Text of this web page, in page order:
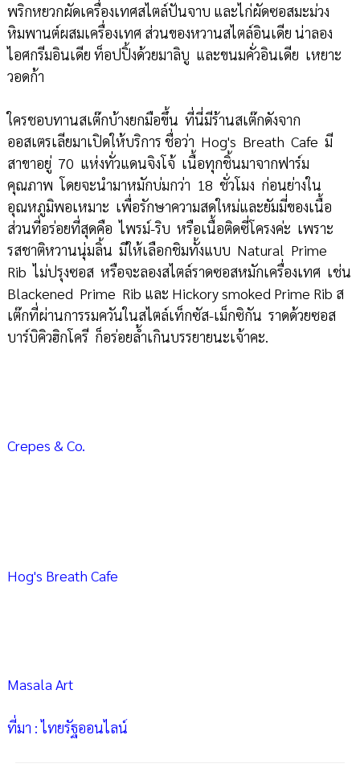
พริกหยวกผัดเครื่องเทศสไตล์ปันจาบ และไก่ผัดซอสมะม่วง
หิมพานต์ผสมเครื่องเทศ ส่วนของหวานสไตล์อินเดีย น่าลอง
ไอศกรีมอินเดีย ท็อปปิ้งด้วยมาลิบู และขนมคั่วอินเดีย เหยาะ
วอดก้า
ใครชอบทานสเต๊กบ้างยกมือขึ้น ที่นี่มีร้านสเต๊กดังจาก
ออสเตรเลียมาเปิดให้บริการ ชื่อว่า Hog's Breath Cafe มี
สาขาอยู่ 70 แห่งทั่วแดนจิงโจ้ เนื้อทุกชิ้นมาจากฟาร์ม
คุณภาพ โดยจะนำมาหมักบ่มกว่า 18 ชั่วโมง ก่อนย่างใน
อุณหภูมิพอเหมาะ เพื่อรักษาความสดใหม่และยัมมี่ของเนื้อ
ส่วนที่อร่อยที่สุดคือ ไพรม์-ริบ หรือเนื้อติดซี่โครงค่ะ เพราะ
รสชาติหวานนุ่มลิ้น มีให้เลือกชิมทั้งแบบ Natural Prime
Rib ไม่ปรุงซอส หรือจะลองสไตล์ราดซอสหมักเครื่องเทศ เช่น
Blackened Prime Rib และ Hickory smoked Prime Rib ส
เต๊กที่ผ่านการรมควันในสไตล์เท็กซัส-เม็กซิกัน ราดด้วยซอส
บาร์บิคิวฮิกโครี ก็อร่อยล้ำเกินบรรยายนะเจ้าคะ.
Crepes & Co.
Hog's Breath Cafe
Masala Art
ที่มา : ไทยรัฐออนไลน์